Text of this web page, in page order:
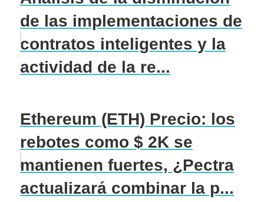
de las implementaciones de
contratos inteligentes y la
actividad de la re...
Ethereum (ETH) Precio: los
rebotes como $ 2K se
mantienen fuertes, ¿Pectra
actualizará combinar la p...